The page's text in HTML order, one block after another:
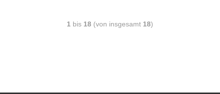
1 bis 18 (von insgesamt 18)